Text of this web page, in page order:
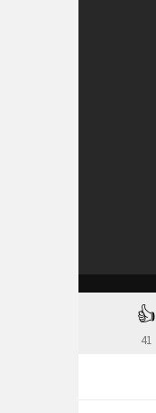
👍
41